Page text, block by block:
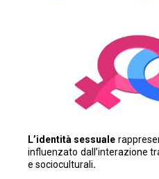
L’identità sessuale
influenzato dall’interazione
e socioculturali.